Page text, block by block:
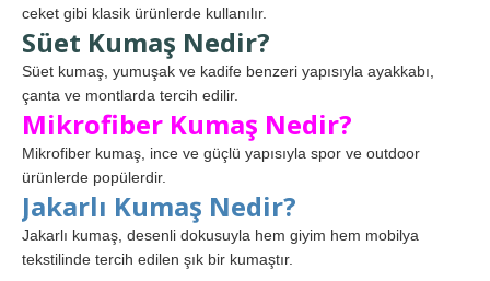
ceket gibi klasik ürünlerde kullanılır.
Süet Kumaş Nedir?
Süet kumaş, yumuşak ve kadife benzeri yapısıyla ayakkabı,
çanta ve montlarda tercih edilir.
Mikrofiber Kumaş Nedir?
Mikrofiber kumaş, ince ve güçlü yapısıyla spor ve outdoor
ürünlerde popülerdir.
Jakarlı Kumaş Nedir?
Jakarlı kumaş, desenli dokusuyla hem giyim hem mobilya
tekstilinde tercih edilen şık bir kumaştır.